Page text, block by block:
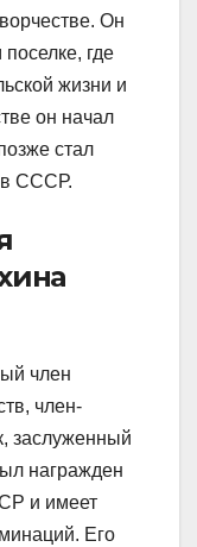
Он
где
жизни и
он начал
стал
СССР.
член
член-
заслуженный
награжден
и имеет
Его